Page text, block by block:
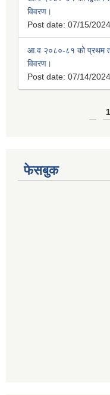
विवरण।
Post date: 07/15/
आ.व २०८०-८१ को प्रथम
विवरण।
Post date: 07/14/
फेसबुक